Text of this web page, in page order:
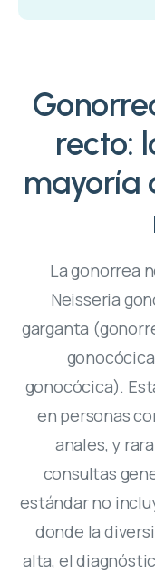
recto:
mayoría
La gonorrea
Neisseria
garganta
gonocócica).
en personas
anales, y
consultas
estándar no
donde la
alta, el